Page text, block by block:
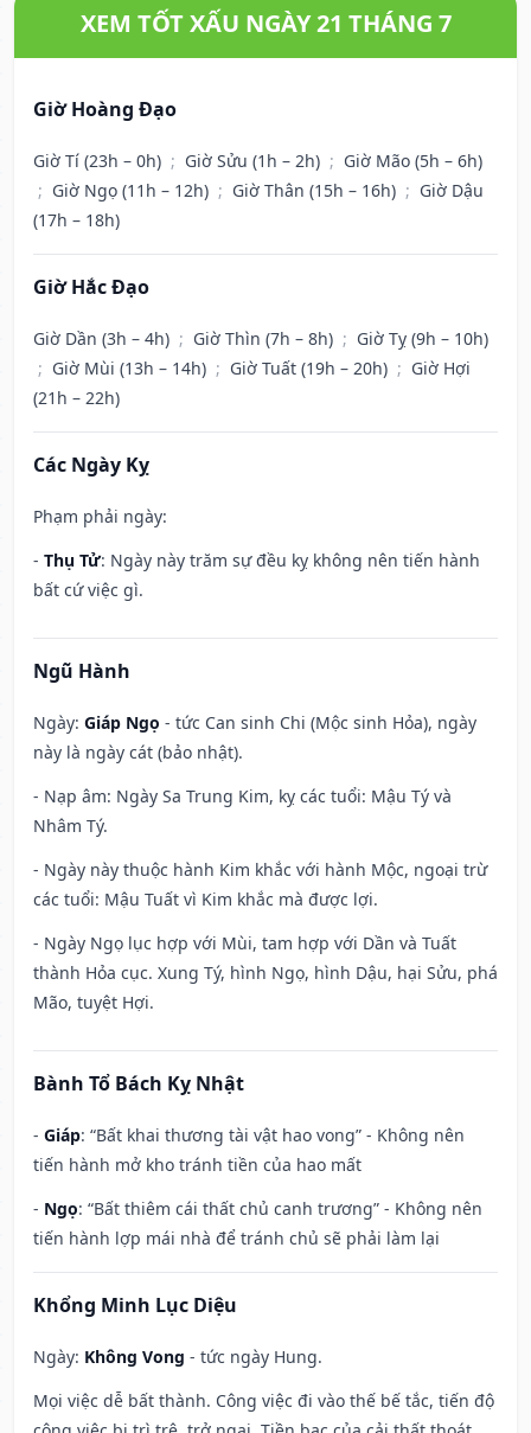
XEM TỐT XẤU NGÀY 21 THÁNG 7
Giờ Hoàng Đạo
Giờ Tí (23h – 0h) ; Giờ Sửu (1h – 2h) ; Giờ Mão (5h – 6h)
; Giờ Ngọ (11h – 12h) ; Giờ Thân (15h – 16h) ; Giờ Dậu
(17h – 18h)
Giờ Hắc Đạo
Giờ Dần (3h – 4h) ; Giờ Thìn (7h – 8h) ; Giờ Tỵ (9h – 10h)
; Giờ Mùi (13h – 14h) ; Giờ Tuất (19h – 20h) ; Giờ Hợi
(21h – 22h)
Các Ngày Kỵ
Phạm phải ngày:
- Thụ Tử: Ngày này trăm sự đều kỵ không nên tiến hành
bất cứ việc gì.
Ngũ Hành
Ngày: Giáp Ngọ - tức Can sinh Chi (Mộc sinh Hỏa), ngày
này là ngày cát (bảo nhật).
- Nạp âm: Ngày Sa Trung Kim, kỵ các tuổi: Mậu Tý và
Nhâm Tý.
- Ngày này thuộc hành Kim khắc với hành Mộc, ngoại trừ
các tuổi: Mậu Tuất vì Kim khắc mà được lợi.
- Ngày Ngọ lục hợp với Mùi, tam hợp với Dần và Tuất
thành Hỏa cục. Xung Tý, hình Ngọ, hình Dậu, hại Sửu, phá
Mão, tuyệt Hợi.
Bành Tổ Bách Kỵ Nhật
- Giáp: “Bất khai thương tài vật hao vong” - Không nên
tiến hành mở kho tránh tiền của hao mất
- Ngọ: “Bất thiêm cái thất chủ canh trương” - Không nên
tiến hành lợp mái nhà để tránh chủ sẽ phải làm lại
Khổng Minh Lục Diệu
Ngày: Không Vong - tức ngày Hung.
Mọi việc dễ bất thành. Công việc đi vào thế bế tắc, tiến độ